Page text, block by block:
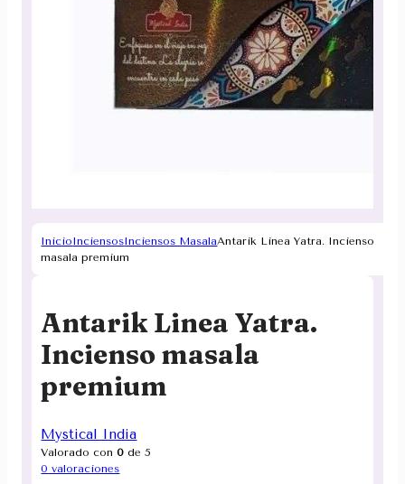
InicioInciensosInciensos MasalaAntarik Linea Yatra. Incienso
masala premium
Antarik Linea Yatra.
Incienso masala
premium
Mystical India
Valorado con0 de 5
0 valoraciones